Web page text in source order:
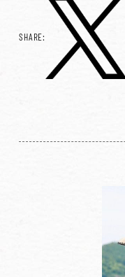
SHARE: